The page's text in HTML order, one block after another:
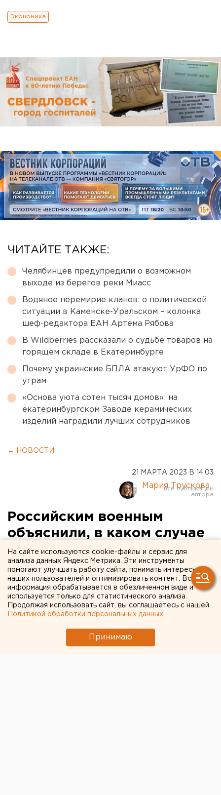
Экономика
ЧИТАЙТЕ ТАКЖЕ:
Челябинцев предупредили о возможном
выходе из берегов реки Миасс
Водяное перемирие кланов: о политической
ситуации в Каменске-Уральском – колонка
шеф-редактора ЕАН Артема Рябова
В Wildberries рассказали о судьбе товаров на
горящем складе в Екатеринбурге
Почему украинские БПЛА атакуют УрФО по
утрам
«Основа уюта сотен тысяч домов»: на
екатеринбургском Заводе керамических
изделий наградили лучших сотрудников
← НОВОСТИ
21 МАРТА 2023 В 14:03
Мария Трускова
Российским военным
объяснили, в каком случае
сдача в плен является
преступлением
На сайте используются cookie-файлы и сервис для
анализа данных Яндекс.Метрика. Эти инструменты
помогают улучшать работу сайта, понимать интересы
наших пользователей и оптимизировать контент. Вся
информация обрабатывается в обезличенном виде и
используется только для статистического анализа.
Продолжая использовать сайт, вы соглашаетесь с нашей
Политикой обработки персональных данных
Принимаю